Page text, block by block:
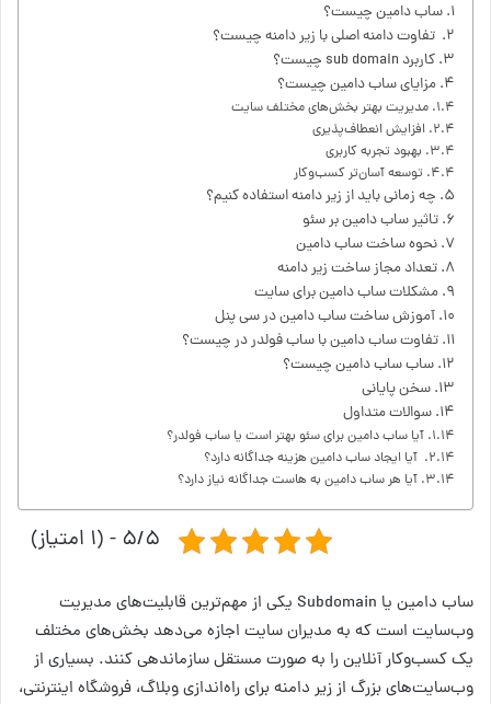
ساب دامین چیست؟
تفاوت دامنه اصلی با زیر دامنه چیست؟
کاربرد sub domain چیست؟
مزایای ساب دامین چیست؟
مدیریت بهتر بخش‌های مختلف سایت
افزایش انعطاف‌پذیری
بهبود تجربه کاربری
توسعه آسان‌تر کسب‌وکار
چه زمانی باید از زیر دامنه استفاده کنیم؟
تاثیر ساب دامین بر سئو
نحوه ساخت ساب دامین
تعداد مجاز ساخت زیر دامنه
مشکلات ساب دامین برای سایت
آموزش ساخت ساب دامین در سی پنل
تفاوت ساب دامین با ساب فولدر در چیست؟
ساب ساب دامین چیست؟
سخن پایانی
سوالات متداول
آیا ساب دامین برای سئو بهتر است یا ساب فولدر؟
آیا ایجاد ساب دامین هزینه جداگانه دارد؟
آیا هر ساب دامین به هاست جداگانه نیاز دارد؟
۵/۵ - (۱ امتیاز)
ساب دامین یا Subdomain یکی از مهم‌ترین قابلیت‌های مدیریت
وب‌سایت است که به مدیران سایت اجازه می‌دهد بخش‌های مختلف
یک کسب‌وکار آنلاین را به صورت مستقل سازماندهی کنند. بسیاری از
وب‌سایت‌های بزرگ از زیر دامنه برای راه‌اندازی وبلاگ، فروشگاه اینترنتی،